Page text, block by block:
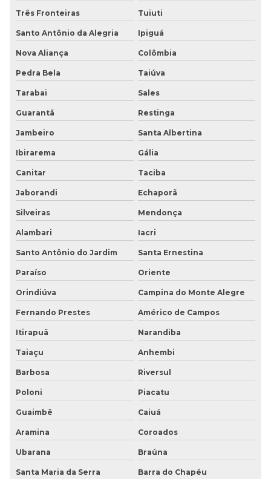
Três Fronteiras Tuiuti
Santo Antônio da Alegria Ipiguá
Nova Aliança Colômbia
Pedra Bela Taiúva
Tarabai Sales
Guarantã Restinga
Jambeiro Santa Albertina
Ibirarema Gália
Canitar Taciba
Jaborandi Echaporã
Silveiras Mendonça
Alambari Iacri
Santo Antônio do Jardim Santa Ernestina
Paraíso Oriente
Orindiúva Campina do Monte Alegre
Fernando Prestes Américo de Campos
Itirapuã Narandiba
Taiaçu Anhembi
Barbosa Riversul
Poloni Piacatu
Guaimbê Caiuá
Aramina Coroados
Ubarana Braúna
Santa Maria da Serra Barra do Chapéu